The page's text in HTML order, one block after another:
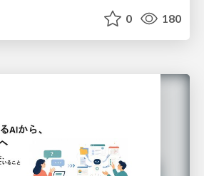
0 180